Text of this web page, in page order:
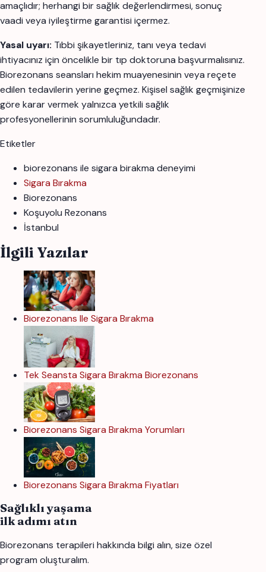
amaçlıdır; herhangi bir sağlık değerlendirmesi, sonuç
vaadi veya iyileştirme garantisi içermez.
Yasal uyarı: Tıbbi şikayetleriniz, tanı veya tedavi
ihtiyacınız için öncelikle bir tıp doktoruna başvurmalısınız.
Biorezonans seansları hekim muayenesinin veya reçete
edilen tedavilerin yerine geçmez. Kişisel sağlık geçmişinize
göre karar vermek yalnızca yetkili sağlık
profesyonellerinin sorumluluğundadır.
Etiketler
biorezonans ile sigara birakma deneyimi
Sigara Bırakma
Biorezonans
Koşuyolu Rezonans
İstanbul
İlgili Yazılar
Biorezonans Ile Sigara Bırakma
Tek Seansta Sigara Bırakma Biorezonans
Biorezonans Sigara Bırakma Yorumları
Biorezonans Sigara Bırakma Fiyatları
Sağlıklı yaşama
ilk adımı atın
Biorezonans terapileri hakkında bilgi alın, size özel
program oluşturalım.